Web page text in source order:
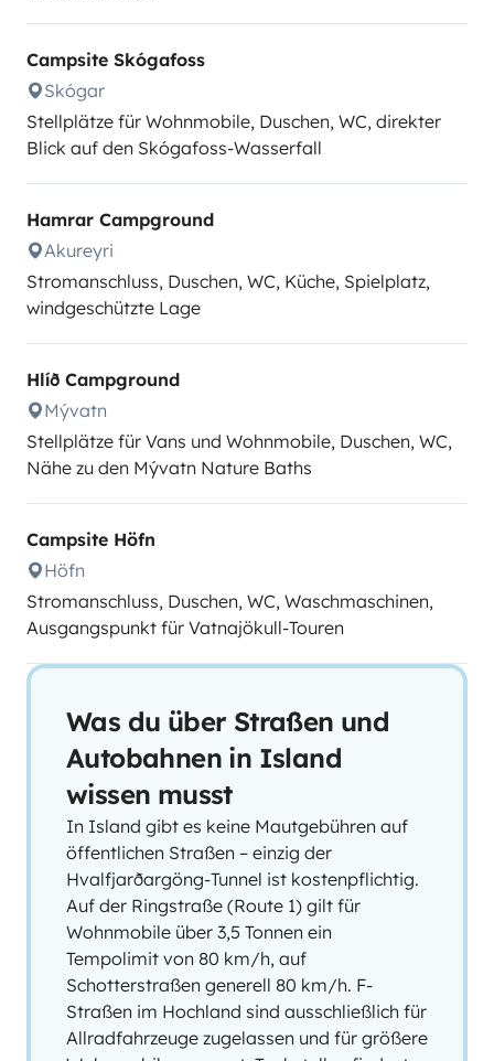
Campsite Skógafoss
Skógar
Stellplätze für Wohnmobile, Duschen, WC, direkter
Blick auf den Skógafoss-Wasserfall
Hamrar Campground
Akureyri
Stromanschluss, Duschen, WC, Küche, Spielplatz,
windgeschützte Lage
Hlíð Campground
Mývatn
Stellplätze für Vans und Wohnmobile, Duschen, WC,
Nähe zu den Mývatn Nature Baths
Campsite Höfn
Höfn
Stromanschluss, Duschen, WC, Waschmaschinen,
Ausgangspunkt für Vatnajökull-Touren
Was du über Straßen und
Autobahnen in Island
wissen musst
In Island gibt es keine Mautgebühren auf
öffentlichen Straßen – einzig der
Hvalfjarðargöng-Tunnel ist kostenpflichtig.
Auf der Ringstraße (Route 1) gilt für
Wohnmobile über 3,5 Tonnen ein
Tempolimit von 80 km/h, auf
Schotterstraßen generell 80 km/h. F-
Straßen im Hochland sind ausschließlich für
Allradfahrzeuge zugelassen und für größere